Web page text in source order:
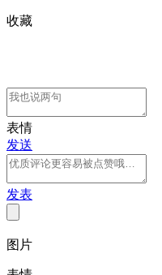
收藏
表情
发送
发表
图片